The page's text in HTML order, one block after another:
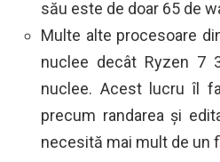
său este de doar 65 de
Multe alte procesoare
nuclee decât Ryzen 7
nuclee. Acest lucru îl
precum randarea și
necesită mai mult de un